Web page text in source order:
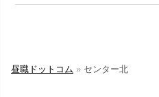
昼職ドットコム » センター北